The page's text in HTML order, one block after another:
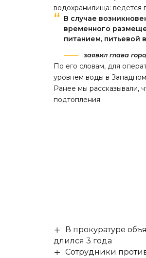
водохранилища:
В случае
временного
питанием, питьевой
заявил глава
По его словам, для
уровнем воды в Западном
Ранее мырассказывали,
подтопления.
В прокуратуре
длился 3 года
Сотрудники